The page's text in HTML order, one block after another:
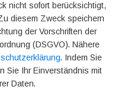
nicht sofort berücksichtigt,
diesem Zweck speichern
der Vorschriften der
(DSGVO). Nähere
. Indem Sie
Sie Ihr Einverständnis mit
Daten.